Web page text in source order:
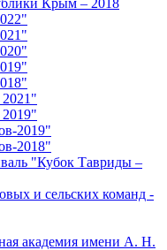
Крым – 2018
2019"
2018"
"Кубок Тавриды –
и сельских команд -
академия имени А. Н.